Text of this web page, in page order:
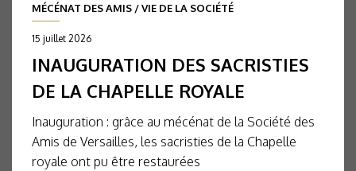
MÉCÉNAT DES AMIS /VIE DE LA SOCIÉTÉ
15 juillet 2026
INAUGURATION DES SACRISTIES
DE LA CHAPELLE ROYALE
Inauguration : grâce au mécénat de la Société des
Amis de Versailles, les sacristies de la Chapelle
royale ont pu être restaurées